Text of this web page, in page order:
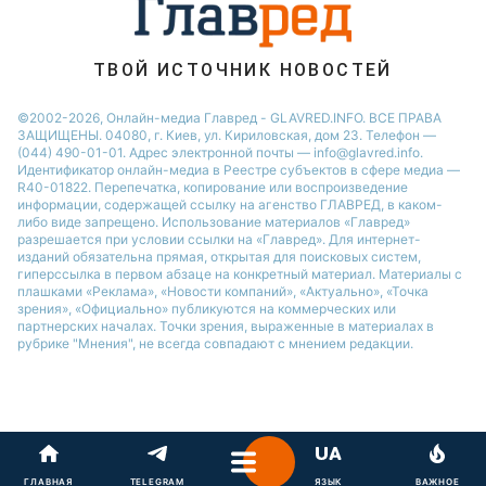
Новости Полтавы
ТВОЙ ИСТОЧНИК НОВОСТЕЙ
©2002-2026, Онлайн-медиа Главред - GLAVRED.INFO. ВСЕ ПРАВА
ЗАЩИЩЕНЫ. 04080, г. Киев, ул. Кириловская, дом 23. Телефон —
(044) 490-01-01. Адрес электронной почты — info@glavred.info.
Идентификатор онлайн-медиа в Реестре cубъектов в сфере медиа —
R40-01822. Перепечатка, копирование или воспроизведение
информации, содержащей ссылку на агенство ГЛАВРЕД, в каком-
либо виде запрещено. Использование материалов «Главред»
разрешается при условии ссылки на «Главред». Для интернет-
изданий обязательна прямая, открытая для поисковых систем,
гиперссылка в первом абзаце на конкретный материал. Материалы с
плашками «Реклама», «Новости компаний», «Актуально», «Точка
зрения», «Официально» публикуются на коммерческих или
партнерских началах. Точки зрения, выраженные в материалах в
рубрике "Мнения", не всегда совпадают с мнением редакции.
ГЛАВНАЯ TELEGRAM ЯЗЫК ВАЖНОЕ